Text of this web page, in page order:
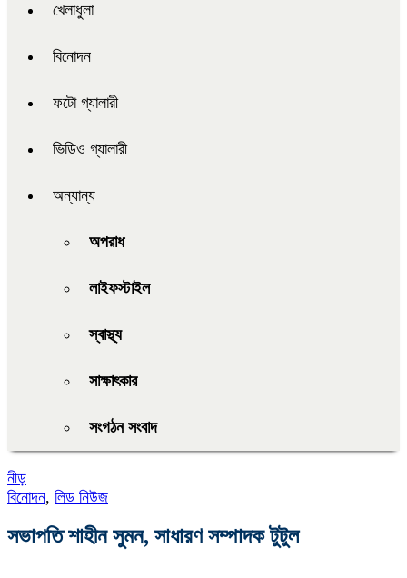
খেলাধুলা
বিনোদন
ফটো গ্যালারী
ভিডিও গ্যালারী
অন্যান্য
অপরাধ
লাইফস্টাইল
স্বাস্থ্য
সাক্ষাৎকার
সংগঠন সংবাদ
নীড়
বিনোদন, লিড নিউজ
সভাপতি শাহীন সুমন, সাধারণ সম্পাদক টুটুল